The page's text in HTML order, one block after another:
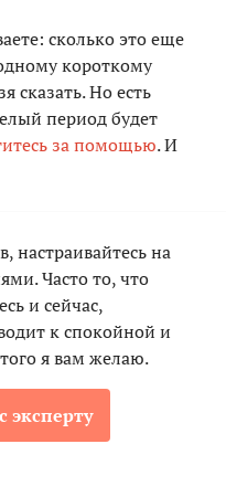
сколько это еще
короткому
сказать. Но есть
период будет
за помощью. И
настраивайтесь на
Часто то, что
и сейчас,
к спокойной и
я вам желаю.
эксперту